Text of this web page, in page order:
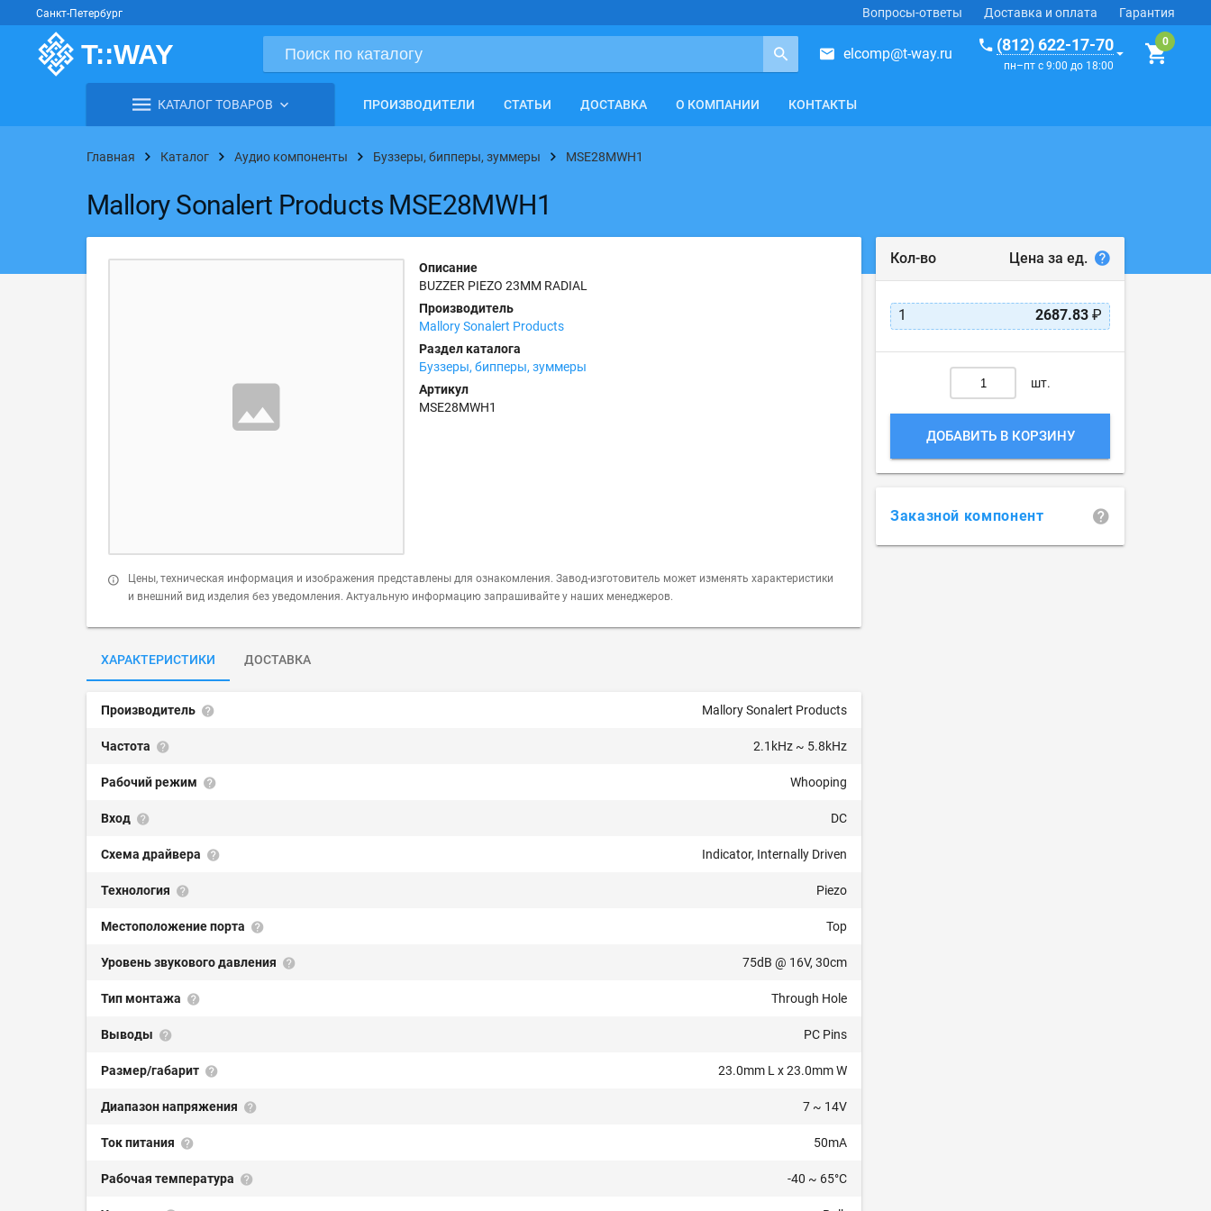
Санкт-Петербург Вопросы-ответы Доставка и оплата Гарантия
elcomp@t-way.ru (812) 622-17-70
пн–пт с 9:00 до 18:00
КАТАЛОГ ТОВАРОВ ПРОИЗВОДИТЕЛИ СТАТЬИ ДОСТАВКА О КОМПАНИИ КОНТАКТЫ
Главная Каталог Аудио компоненты Буззеры, бипперы, зуммеры MSE28MWH1
Mallory Sonalert Products MSE28MWH1
Описание
BUZZER PIEZO 23MM RADIAL
Производитель
Mallory Sonalert Products
Раздел каталога
Буззеры, бипперы, зуммеры
Артикул
MSE28MWH1
Цены, техническая информация и изображения представлены для ознакомления. Завод-изготовитель может изменять характеристики
и внешний вид изделия без уведомления. Актуальную информацию запрашивайте у наших менеджеров.
ХАРАКТЕРИСТИКИ ДОСТАВКА
Производитель Mallory Sonalert Products
Частота 2.1kHz ~ 5.8kHz
Рабочий режим Whooping
Вход DC
Схема драйвера Indicator, Internally Driven
Технология Piezo
Местоположение порта Top
Уровень звукового давления 75dB @ 16V, 30cm
Тип монтажа Through Hole
Выводы PC Pins
Размер/габарит 23.0mm L x 23.0mm W
Диапазон напряжения 7 ~ 14V
Ток питания 50mA
Рабочая температура -40 ~ 65°C
Кол-во Цена за ед.
1 2687.83 ₽
шт.
ДОБАВИТЬ В КОРЗИНУ
Заказной компонент